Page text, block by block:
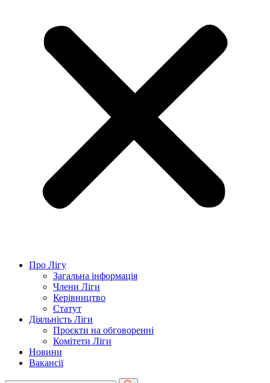
Про Лігу
Загальна інформація
Члени Ліги
Керівництво
Статут
Діяльність Ліги
Проєкти на обговоренні
Комітети Ліги
Новини
Вакансії